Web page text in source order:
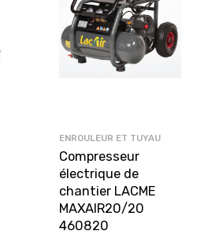
ENROULEUR ET TUYAU
Compresseur
électrique de
chantier LACME
MAXAIR20/20
460820